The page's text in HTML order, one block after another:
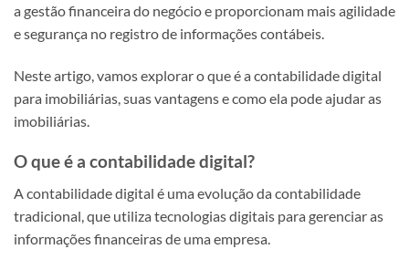
a gestão financeira do negócio e proporcionam mais agilidade
e segurança no registro de informações contábeis.
Neste artigo, vamos explorar o que é a contabilidade digital
para imobiliárias, suas vantagens e como ela pode ajudar as
imobiliárias.
O que é a contabilidade digital?
A contabilidade digital é uma evolução da contabilidade
tradicional, que utiliza tecnologias digitais para gerenciar as
informações financeiras de uma empresa.